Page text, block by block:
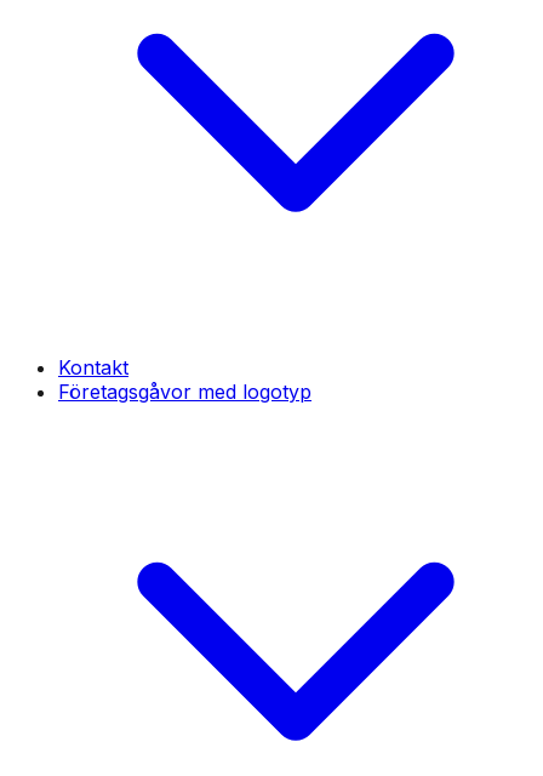
Kontakt
Företagsgåvor med logotyp